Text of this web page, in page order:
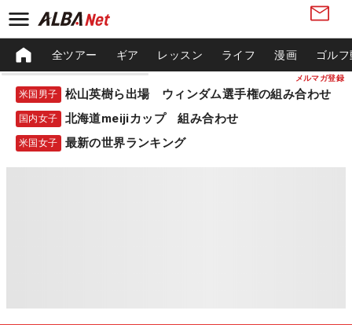
メルマガ登録
全ツアー ギア レッスン ライフ 漫画 ゴル
米国男子 松山英樹ら出場 ウィンダム選手権の組み合わせ
国内女子 北海道meijiカップ 組み合わせ
米国女子 最新の世界ランキング